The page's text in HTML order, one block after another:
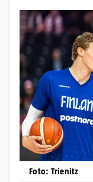
Foto: Trienitz